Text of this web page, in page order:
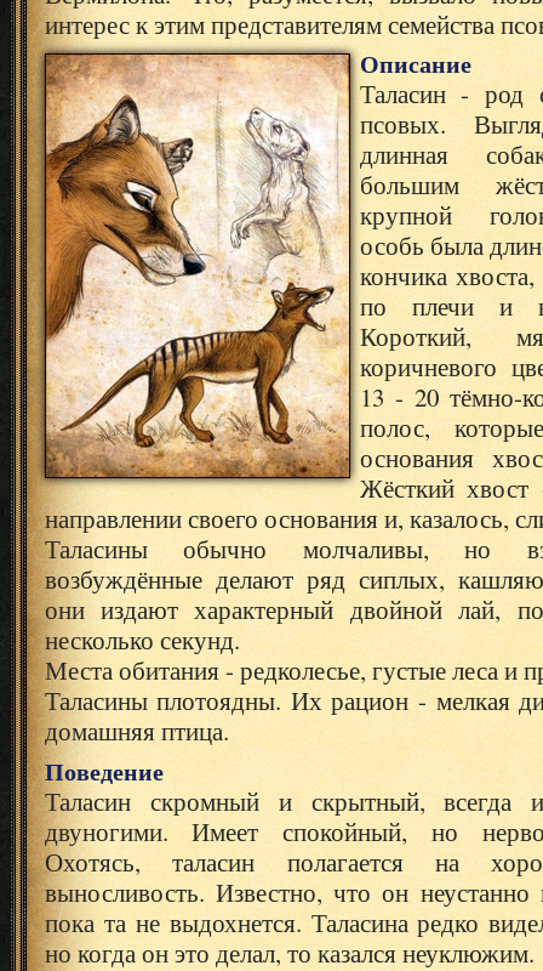
интерес к этим представителям семейства
Описание
Таласин - род
псовых.
длинная
большим
крупной
особь была
кончика
по плечи и
Короткий,
коричневого
13 - 20 тёмно-
полос,
основания
Жёсткий хвост
направлении своего основания и, казалось,
Таласины обычно молчаливы, но
возбуждённые делают ряд сиплых,
они издают характерный двойной лай,
несколько секунд.
Места обитания - редколесье, густые леса и
Таласины плотоядны. Их рацион - мелкая
домашняя птица.
Поведение
Таласин скромный и скрытный, всегда
двуногими. Имеет спокойный, но
Охотясь, таласин полагается на
выносливость. Известно, что он неустанно
пока та не выдохнется. Таласина редко
но когда он это делал, то казался неуклюжим.